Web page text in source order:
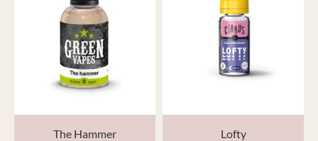
The Hammer Lofty